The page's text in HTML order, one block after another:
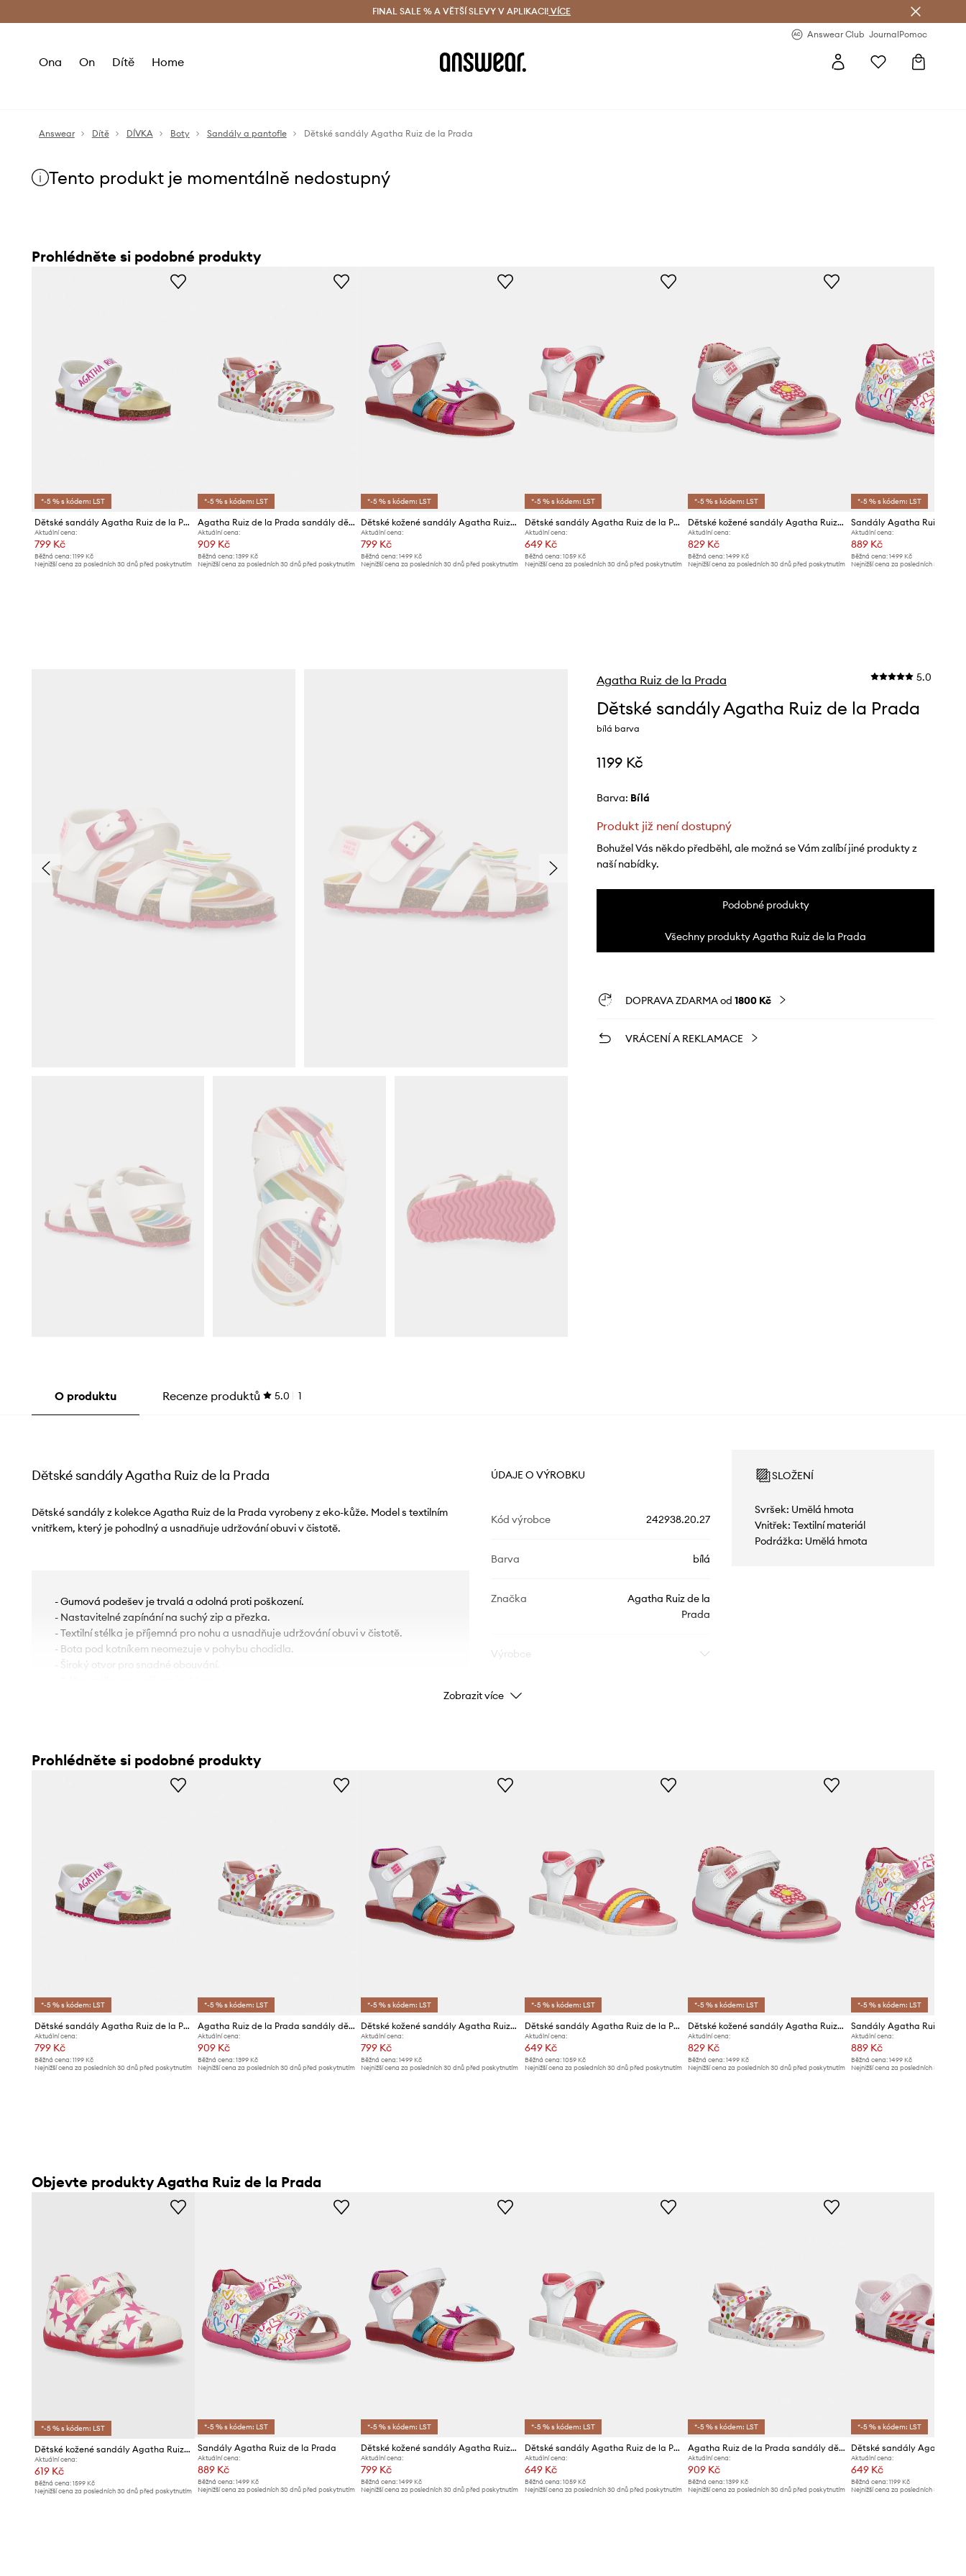
Doručení a vrácení zdarma (od 1800 Kč) Doručení i do 24 h
FINAL SALE % A VĚTŠÍ SLEVY V APLIKACI! VÍCE
Answear Club JournalPomoc
Ona On Dítě Home
Answear Dítě DÍVKA Boty Sandály a pantofle Dětské sandály Agatha Ruiz de la Prada
Tento produkt je momentálně nedostupný
Prohlédněte si podobné produkty
*-5 % s kódem: LST
Dětské sandály Agatha Ruiz de la Prada
Aktuální cena:
799 Kč
Běžná cena: 1199 Kč
Nejnižší cena za posledních 30 dnů před poskytnutím
*-5 % s kódem: LST
Agatha Ruiz de la Prada sandály dětské kožené
Aktuální cena:
909 Kč
Běžná cena:1399 Kč
Nejnižší cena za posledních 30 dnů před poskytnutím
*-5 % s kódem: LST
Dětské kožené sandály Agatha Ruiz de la Prada
Aktuální cena:
799 Kč
Běžná cena: 1499 Kč
Nejnižší cena za posledních 30 dnů před poskytnutím
*-5 % s kódem: LST
Dětské sandály Agatha Ruiz de la Prada
Aktuální cena:
649 Kč
Běžná cena: 1059 Kč
Nejnižší cena za posledních 30 dnů před poskytnutím
*-5 % s kódem: LST
Dětské kožené sandály Agatha Ruiz de la Prada
Aktuální cena:
829 Kč
Běžná cena:1499 Kč
Nejnižší cena za posledních 30 dnů před poskytnutím
*-5 % s kódem: LST
Sandály Agatha Ruiz de la
Aktuální cena:
889 Kč
Běžná cena: 1499 Kč
Nejnižší cena za posledních 30 dnů
Agatha Ruiz de la Prada 5.0
Dětské sandály Agatha Ruiz de la Prada
bílá barva
1199 Kč
Barva: bílá
Produkt již není dostupný
Bohužel Vás někdo předběhl, ale možná se Vám zalíbí jiné produkty z
naší nabídky.
Podobné produkty
Všechny produkty Agatha Ruiz de la Prada
DOPRAVA ZDARMA od 1800 Kč
VRÁCENÍ A REKLAMACE
O produktu Recenze produktů 5.0 1
Dětské sandály Agatha Ruiz de la Prada
Dětské sandály z kolekce Agatha Ruiz de la Prada vyrobeny z eko-kůže. Model s textilním
vnitřkem, který je pohodlný a usnadňuje udržování obuvi v čistotě.
- Gumová podešev je trvalá a odolná proti poškození.
- Nastavitelné zapínání na suchý zip a přezka.
- Textilní stélka je příjemná pro nohu a usnadňuje udržování obuvi v čistotě.
- Bota pod kotníkem neomezuje v pohybu chodidla.
- Široký otvor pro snadné obouvání.
ÚDAJE O VÝROBKU
Kód výrobce 242938.20.27
Barva bílá
Značka
Agatha Ruiz de la
Prada
Výrobce
ID produktu
SLOŽENÍ
Svršek: Umělá hmota
Vnitřek: Textilní materiál
Podrážka: Umělá hmota
Zobrazit více
Prohlédněte si podobné produkty
*-5 % s kódem: LST
Dětské sandály Agatha Ruiz de la Prada
Aktuální cena:
799 Kč
Běžná cena: 1199 Kč
Nejnižší cena za posledních 30 dnů před poskytnutím
*-5 % s kódem: LST
Agatha Ruiz de la Prada sandály dětské kožené
Aktuální cena:
909 Kč
Běžná cena:1399 Kč
Nejnižší cena za posledních 30 dnů před poskytnutím
*-5 % s kódem: LST
Dětské kožené sandály Agatha Ruiz de la Prada
Aktuální cena:
799 Kč
Běžná cena: 1499 Kč
Nejnižší cena za posledních 30 dnů před poskytnutím
*-5 % s kódem: LST
Dětské sandály Agatha Ruiz de la Prada
Aktuální cena:
649 Kč
Běžná cena: 1059 Kč
Nejnižší cena za posledních 30 dnů před poskytnutím
*-5 % s kódem: LST
Dětské kožené sandály Agatha Ruiz de la Prada
Aktuální cena:
829 Kč
Běžná cena:1499 Kč
Nejnižší cena za posledních 30 dnů před poskytnutím
*-5 % s kódem: LST
Sandály Agatha Ruiz de la
Aktuální cena:
889 Kč
Běžná cena: 1499 Kč
Nejnižší cena za posledních 30 dnů
Objevte produkty Agatha Ruiz de la Prada
*-5 % s kódem: LST
Dětské kožené sandály Agatha Ruiz de la Prada
Aktuální cena:
619 Kč
Běžná cena: 1599 Kč
Nejnižší cena za posledních 30 dnů před poskytnutím
*-5 % s kódem: LST
Sandály Agatha Ruiz de la Prada
Aktuální cena:
889 Kč
Běžná cena:1499 Kč
Nejnižší cena za posledních 30 dnů před poskytnutím
*-5 % s kódem: LST
Dětské kožené sandály Agatha Ruiz de la Prada
Aktuální cena:
799 Kč
Běžná cena: 1499 Kč
Nejnižší cena za posledních 30 dnů před poskytnutím
*-5 % s kódem: LST
Dětské sandály Agatha Ruiz de la Prada
Aktuální cena:
649 Kč
Běžná cena: 1059 Kč
Nejnižší cena za posledních 30 dnů před poskytnutím
*-5 % s kódem: LST
Agatha Ruiz de la Prada sandály dětské kožené
Aktuální cena:
909 Kč
Běžná cena:1399 Kč
Nejnižší cena za posledních 30 dnů před poskytnutím
*-5 % s kódem: LST
Aktuální cena:
649 Kč
Běžná cena: 1199 Kč
Nejnižší cena za posledních 30 dnů